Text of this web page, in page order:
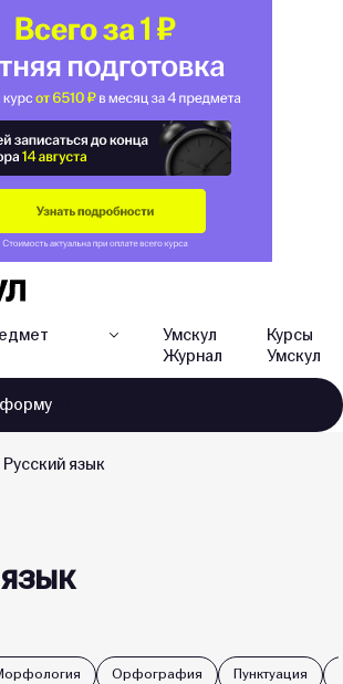
Умскул
Журнал
Курсы
Умскул
Русский язык
Орфография Пунктуация